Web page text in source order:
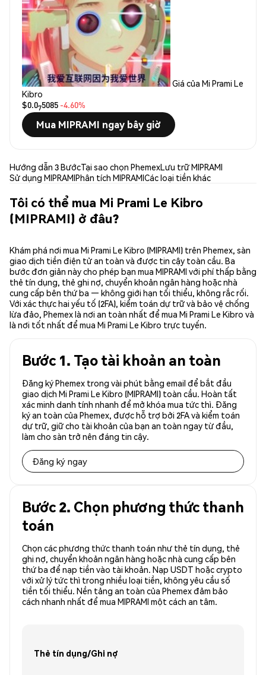
Giá của Mi Prami Le
Kibro
$0.075085 -4.60%
Mua MIPRAMI ngay bây giờ
Hướng dẫn 3 BướcTại sao chọn PhemexLưu trữ MIPRAMI
Sử dụng MIPRAMIPhân tích MIPRAMICác loại tiền khác
Tôi có thể mua Mi Prami Le Kibro
(MIPRAMI) ở đâu?
Khám phá nơi mua Mi Prami Le Kibro (MIPRAMI) trên Phemex, sàn
giao dịch tiền điện tử an toàn và được tin cậy toàn cầu. Ba
bước đơn giản này cho phép bạn mua MIPRAMI với phí thấp bằng
thẻ tín dụng, thẻ ghi nợ, chuyển khoản ngân hàng hoặc nhà
cung cấp bên thứ ba — không giới hạn tối thiểu, không rắc rối.
Với xác thực hai yếu tố (2FA), kiểm toán dự trữ và bảo vệ chống
lừa đảo, Phemex là nơi an toàn nhất để mua Mi Prami Le Kibro và
là nơi tốt nhất để mua Mi Prami Le Kibro trực tuyến.
Bước 1. Tạo tài khoản an toàn
Đăng ký Phemex trong vài phút bằng email để bắt đầu
giao dịch Mi Prami Le Kibro (MIPRAMI) toàn cầu. Hoàn tất
xác minh danh tính nhanh để mở khóa mua tức thì. Đăng
ký an toàn của Phemex, được hỗ trợ bởi 2FA và kiểm toán
dự trữ, giữ cho tài khoản của bạn an toàn ngay từ đầu,
làm cho sàn trở nên đáng tin cậy.
Đăng ký ngay
Bước 2. Chọn phương thức thanh
toán
Chọn các phương thức thanh toán như thẻ tín dụng, thẻ
ghi nợ, chuyển khoản ngân hàng hoặc nhà cung cấp bên
thứ ba để nạp tiền vào tài khoản. Nạp USDT hoặc crypto
với xử lý tức thì trong nhiều loại tiền, không yêu cầu số
tiền tối thiểu. Nền tảng an toàn của Phemex đảm bảo
cách nhanh nhất để mua MIPRAMI một cách an tâm.
Thẻ tín dụng/Ghi nợ